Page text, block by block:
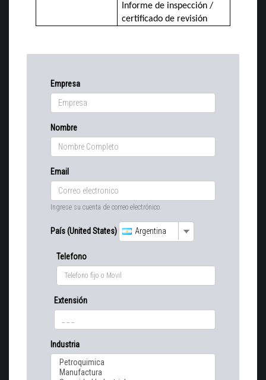
Informe de inspección /
certificado de revisión
Empresa
Nombre
Email
Ingrese su cuenta de correo electrónico.
País (United States) Argentina
Telefono
Extensión
Industria